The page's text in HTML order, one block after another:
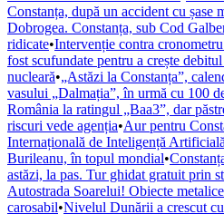
Constanța, după un accident cu șase
Dobrogea. Constanța, sub Cod
ridicate•Intervenție contra
fost scufundate pentru a crește
nucleară•„Astăzi la Constanța”,
vasului „Dalmația”, în urmă cu 100
România la ratingul „Baa3”, dar
riscuri vede agenția•Aur pentru
Internațională de Inteligență
Burileanu, în topul mondial•
astăzi, la pas. Tur ghidat gratuit prin
Autostrada Soarelui! Obiecte
carosabil•Nivelul Dunării a crescut